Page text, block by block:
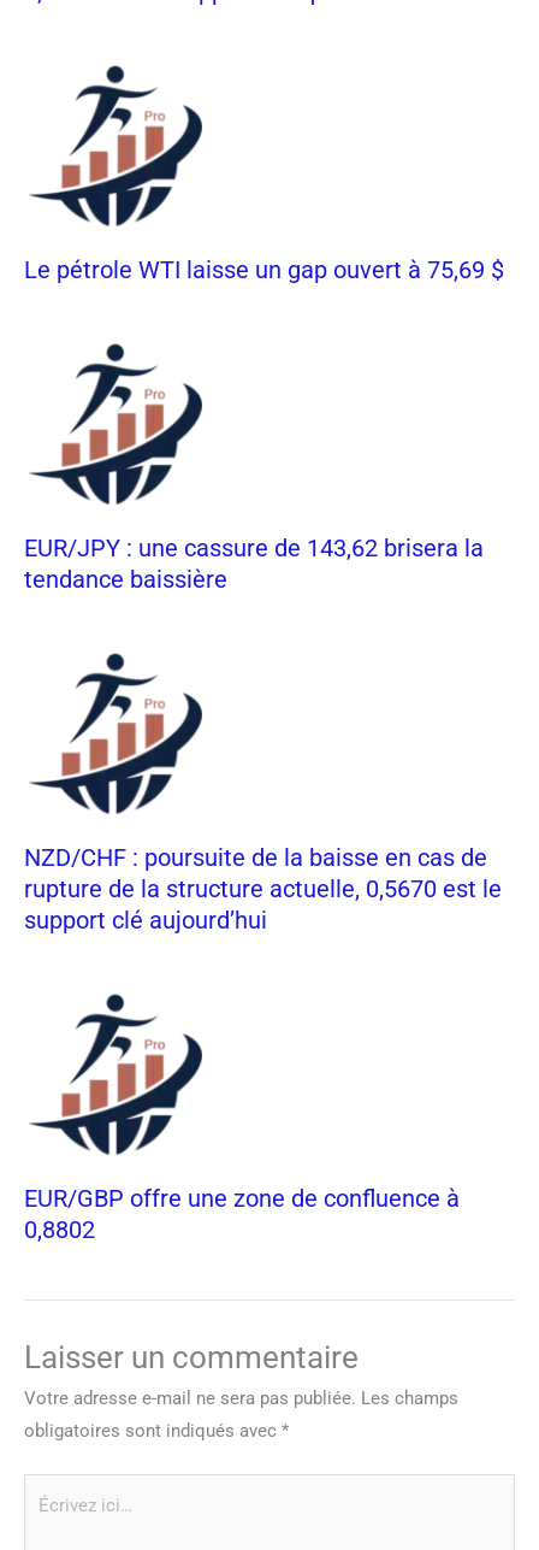
Le pétrole WTI laisse un gap ouvert à 75,69 $
EUR/JPY : une cassure de 143,62 brisera la
tendance baissière
NZD/CHF : poursuite de la baisse en cas de
rupture de la structure actuelle, 0,5670 est le
support clé aujourd’hui
EUR/GBP offre une zone de confluence à
0,8802
Laisser un commentaire
Votre adresse e-mail ne sera pas publiée. Les champs
obligatoires sont indiqués avec *